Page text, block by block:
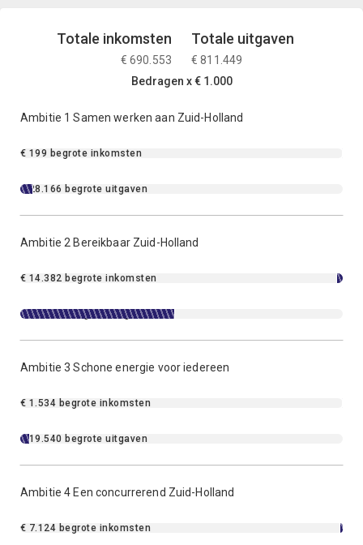
Totale inkomsten
€ 690.553
Totale uitgaven
€ 811.449
Bedragen x € 1.000
€ 199 begrote inkomsten
€ 28.166 begrote uitgaven
Ambitie 1 Samen werken aan Zuid-Holland
€ 14.382 begrote inkomsten
€ 301.056 begrote uitgaven
Ambitie 2 Bereikbaar Zuid-Holland
€ 1.534 begrote inkomsten
€ 19.540 begrote uitgaven
Ambitie 3 Schone energie voor iedereen
€ 7.124 begrote inkomsten
Ambitie 4 Een concurrerend Zuid-Holland